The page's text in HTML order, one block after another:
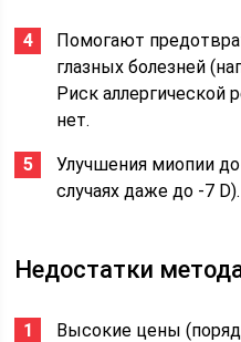
Помогают
глазных болезней
Риск аллергической
нет.
Улучшения миопии
случаях даже до -7 D).
Недостатки
Высокие цены